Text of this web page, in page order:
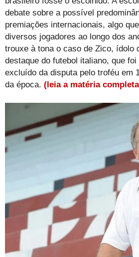
debate sobre a possível
premiações internacionais, algo
diversos jogadores ao longo dos
trouxe à tona o caso de Zico, ídolo
destaque do futebol italiano, que
excluído da disputa pelo troféu em
da época. (leia a matéria